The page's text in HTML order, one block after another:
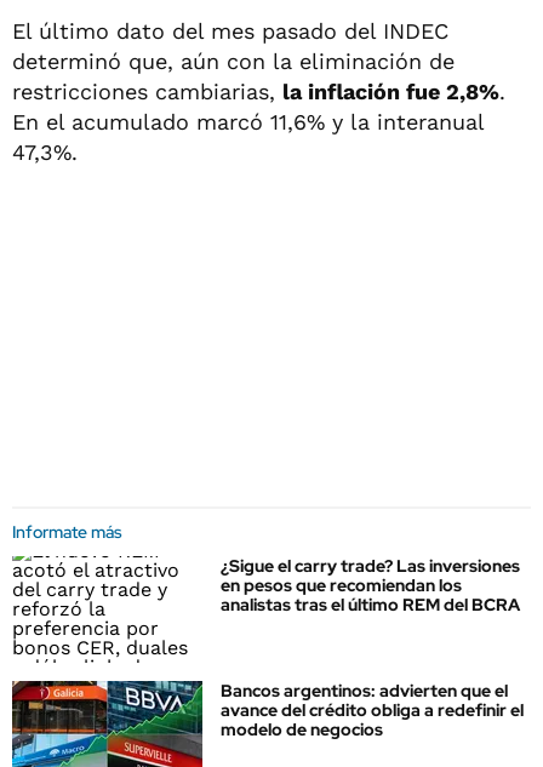
El último dato del mes pasado del INDEC
determinó que, aún con la eliminación de
restricciones cambiarias, la inflación fue 2,8%.
En el acumulado marcó 11,6% y la interanual
47,3%.
Informate más
¿Sigue el carry trade? Las inversiones
en pesos que recomiendan los
analistas tras el último REM del BCRA
Bancos argentinos: advierten que el
avance del crédito obliga a redefinir el
modelo de negocios